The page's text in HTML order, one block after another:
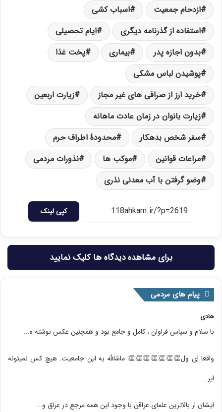
ازدحام جمعیت
اسباب کشی
استفاده از گذرنامه دیگری
ایام تحصیلی
بدون اجازه پدر
بیماری
پخت غذا
پوشیدن لباس مشکی
خرید ارز از صرافی های غیر مجاز
زیارت اربعین
زیارت بانوان در زمان عادت ماهانه
سفر شخص بدهکار
محدودۀ اطراف حرم
مراعات قوانین
موکب ها
نذورات مردمی
وضو گرفتن با آب معدنی نذری
کپی لینک
برای مشاهده دیدگاه ها کلیک نمایید
پیام های مردمی
هادی
با سلام و سپاس فراوان ، کامل و جامع بود و همچنین عکس نوشته ه...
واقعا ای ول👏👏👏👏👏👏👏 ماشالله به این جامعیت. هیچ کس نمیتونه
ایر...
ایشان از بالاترین علمای عراقن با وجود این همه مرجع در عراق و...